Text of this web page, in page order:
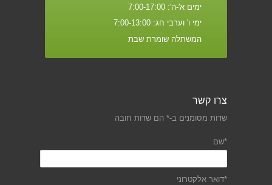
ימים א'-ה': 7:00-17:00
ימי ו' וערבי חג: 7:00-13:00
המשתלה שומרת שבת
צרו קשר
שדות מסומנים ב-* הם שדות חובה
*שם
*דואר אלקטרוני